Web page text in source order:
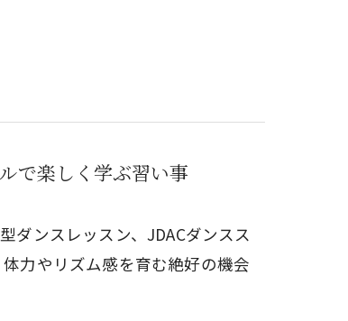
で楽しく学ぶ習い事
ダンスレッスン、JDACダンスス
力やリズム感を育む絶好の機会